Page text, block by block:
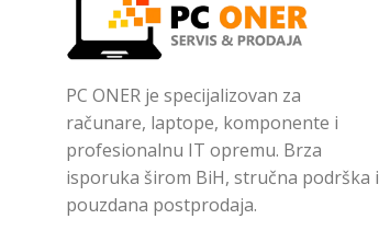
PC ONER je specijalizovan za
računare, laptope, komponente i
profesionalnu IT opremu. Brza
isporuka širom BiH, stručna podrška i
pouzdana postprodaja.